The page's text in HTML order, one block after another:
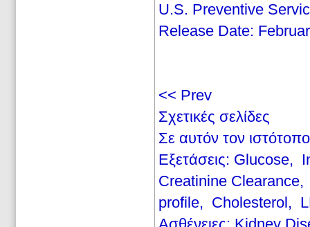
U.S. Preventive
Release Date:
<< Prev
Σχετικές σελίδες
Σε αυτόν τον ιστότοπο
Εξετάσεις:
Creatinine
profile, Cholesterol,